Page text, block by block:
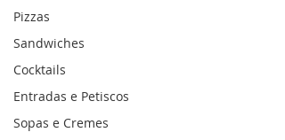
Pizzas
Sandwiches
Cocktails
Entradas e Petiscos
Sopas e Cremes